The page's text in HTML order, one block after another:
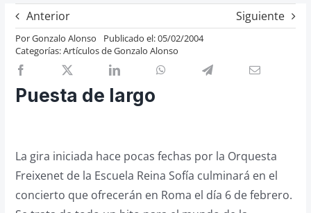
Crítica
Previos de ópera
Entrevistas
Recomendación
Cosas de Beckmesser
Anterior Siguiente
PorGonzalo Alonso
Publicado el: 05/02/2004
Categorías:Artículos de Gonzalo Alonso
Puesta de largo
La gira iniciada hace pocas fechas por la Orquesta
Freixenet de la Escuela Reina Sofía culminará en el
concierto que ofrecerán en Roma el día 6 de febrero.